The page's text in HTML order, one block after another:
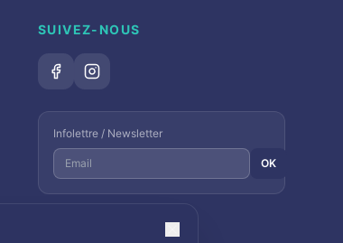
SUIVEZ-NOUS
Infolettre / Newsletter
OK